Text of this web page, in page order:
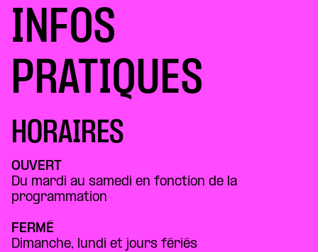
INFOS
PRATIQUES
HORAIRES
OUVERT
Du mardi au samedi en fonction de la
programmation
FERMÉ
Dimanche, lundi et jours fériés